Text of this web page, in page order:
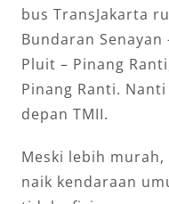
bus TransJakarta
Bundaran
Pluit – Pinang
Pinang Ranti.
depan TMII.
Meski lebih
naik kendaraan